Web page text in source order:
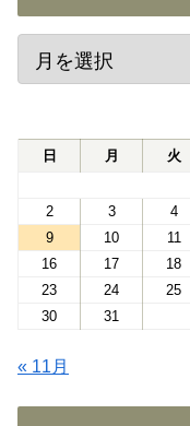
日 月 火
2
3 4
9
10 11
16
17 18
23
24 25
30
31
« 11月